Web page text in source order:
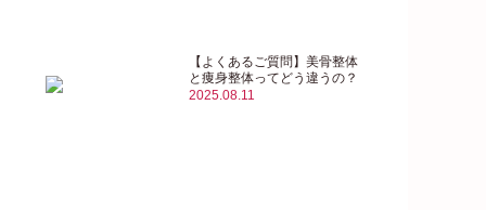
【よくあるご質問】美骨整体
と痩身整体ってどう違うの？
2025.08.11